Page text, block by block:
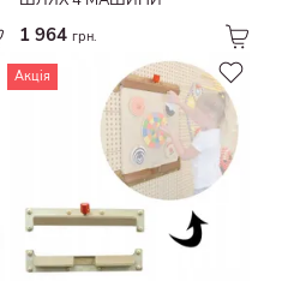
1 964 грн.
Акція